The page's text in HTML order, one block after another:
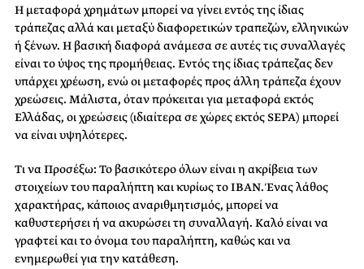
Η μεταφορά χρημάτων μπορεί να γίνει εντός της ίδιας
τράπεζας αλλά και μεταξύ διαφορετικών τραπεζών, ελληνικών
ή ξένων. Η βασική διαφορά ανάμεσα σε αυτές τις συναλλαγές
είναι το ύψος της προμήθειας. Εντός της ίδιας τράπεζας δεν
υπάρχει χρέωση, ενώ οι μεταφορές προς άλλη τράπεζα έχουν
χρεώσεις. Μάλιστα, όταν πρόκειται για μεταφορά εκτός
Ελλάδας, οι χρεώσεις (ιδιαίτερα σε χώρες εκτός SEPA) μπορεί
να είναι υψηλότερες.
Τι να Προσέξω: Το βασικότερο όλων είναι η ακρίβεια των
στοιχείων του παραλήπτη και κυρίως το IBAN. Ένας λάθος
χαρακτήρας, κάποιος αναριθμητισμός, μπορεί να
καθυστερήσει ή να ακυρώσει τη συναλλαγή. Καλό είναι να
γραφτεί και το όνομα του παραλήπτη, καθώς και να
ενημερωθεί για την κατάθεση.